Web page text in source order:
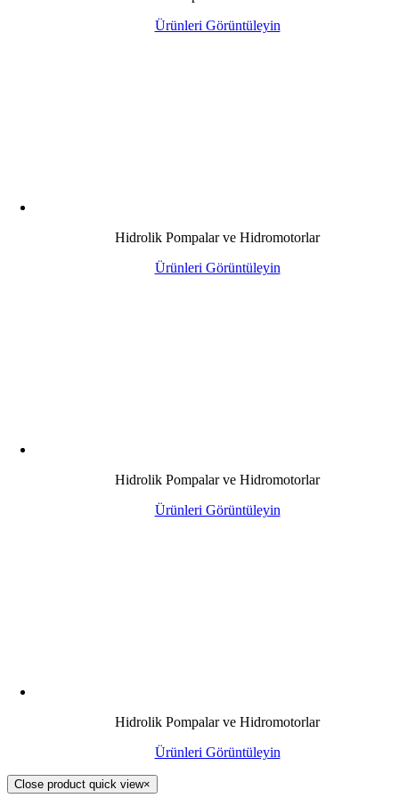
Ürünleri Görüntüleyin
Hidrolik Pompalar ve Hidromotorlar
Ürünleri Görüntüleyin
Hidrolik Pompalar ve Hidromotorlar
Ürünleri Görüntüleyin
Hidrolik Pompalar ve Hidromotorlar
Ürünleri Görüntüleyin
Close product quick view×